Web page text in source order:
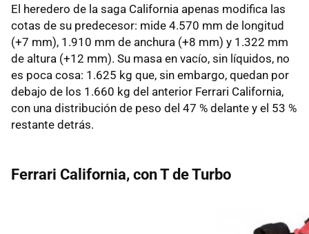
El heredero de la saga California apenas modifica las
cotas de su predecesor: mide 4.570 mm de longitud
(+7 mm), 1.910 mm de anchura (+8 mm) y 1.322 mm
de altura (+12 mm). Su masa en vacío, sin líquidos, no
es poca cosa: 1.625 kg que, sin embargo, quedan por
debajo de los 1.660 kg del anterior Ferrari California,
con una distribución de peso del 47 % delante y el 53 %
restante detrás.
Ferrari California, con T de Turbo